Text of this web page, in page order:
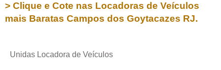
> Clique e Cote nas Locadoras de Veículos
mais Baratas Campos dos Goytacazes RJ.
Unidas Locadora de Veículos